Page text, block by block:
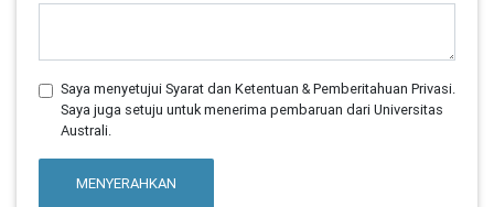
Saya menyetujui Syarat dan Ketentuan & Pemberitahuan Privasi.
Saya juga setuju untuk menerima pembaruan dari Universitas
Australi.
MENYERAHKAN